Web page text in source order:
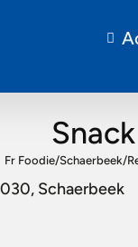
Fr Foodie/Schaerbeek/
Schaerbeek